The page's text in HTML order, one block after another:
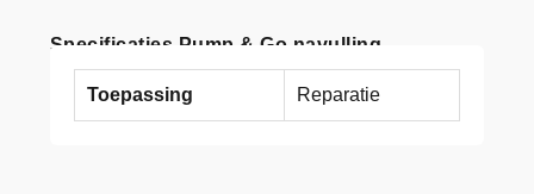
Specificaties Pump & Go navulling
Toepassing Reparatie